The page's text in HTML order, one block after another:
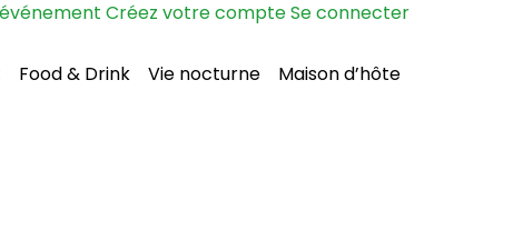
Créez votre compteSe connecter
Food & Drink Vie nocturne Maison d’hôte